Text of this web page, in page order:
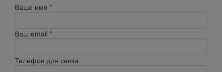
Ваше имя *
Ваш email *
Телефон для связи